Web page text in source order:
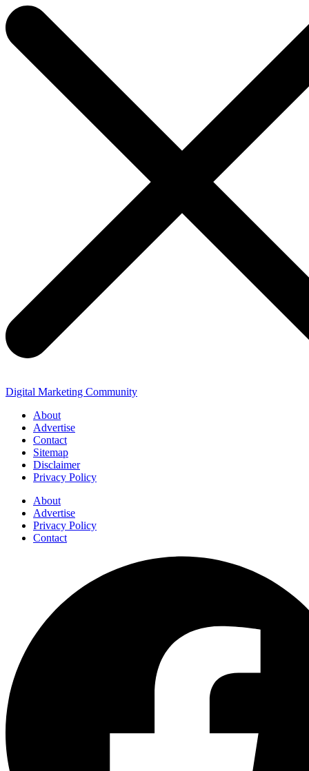
Digital Marketing Community
About
Advertise
Contact
Sitemap
Disclaimer
Privacy Policy
About
Advertise
Privacy Policy
Contact